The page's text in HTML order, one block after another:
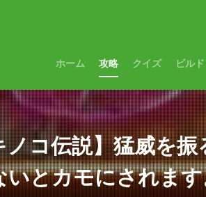
ホーム 攻略 クイズ ビルド
ノコ伝説】猛威を
いとカモにされま